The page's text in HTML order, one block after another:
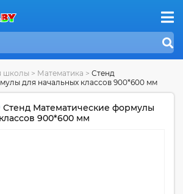
школы > Математика > Стенд
для начальных классов 900*600 мм
Стенд Математические формулы
900*600 мм